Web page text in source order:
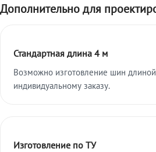
Дополнительно для
Стандартная длина 4 м
Возможно изготовление шин
индивидуальному заказу.
Изготовление по ТУ